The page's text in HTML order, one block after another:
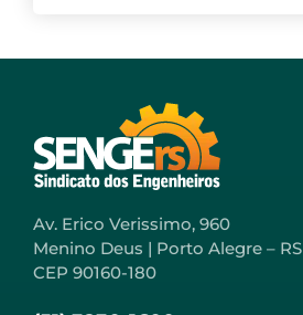
Av. Erico Verissimo, 960
Menino Deus | Porto Alegre – RS
CEP 90160-180